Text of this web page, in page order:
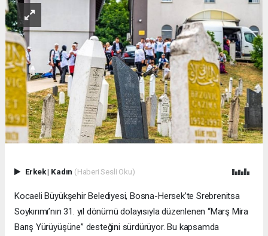
Erkek| Kadın (Haberi Sesli Oku)
Kocaeli Büyükşehir Belediyesi, Bosna-Hersek’te Srebrenitsa
Soykırımı’nın 31. yıl dönümü dolayısıyla düzenlenen “Marş Mira
Barış Yürüyüşüne” desteğini sürdürüyor. Bu kapsamda